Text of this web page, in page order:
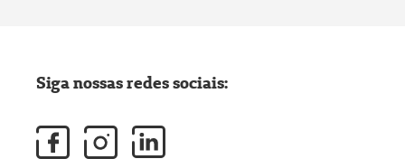
Siga nossas redes sociais: